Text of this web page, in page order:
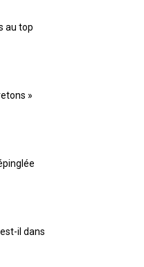
au top
»
il dans